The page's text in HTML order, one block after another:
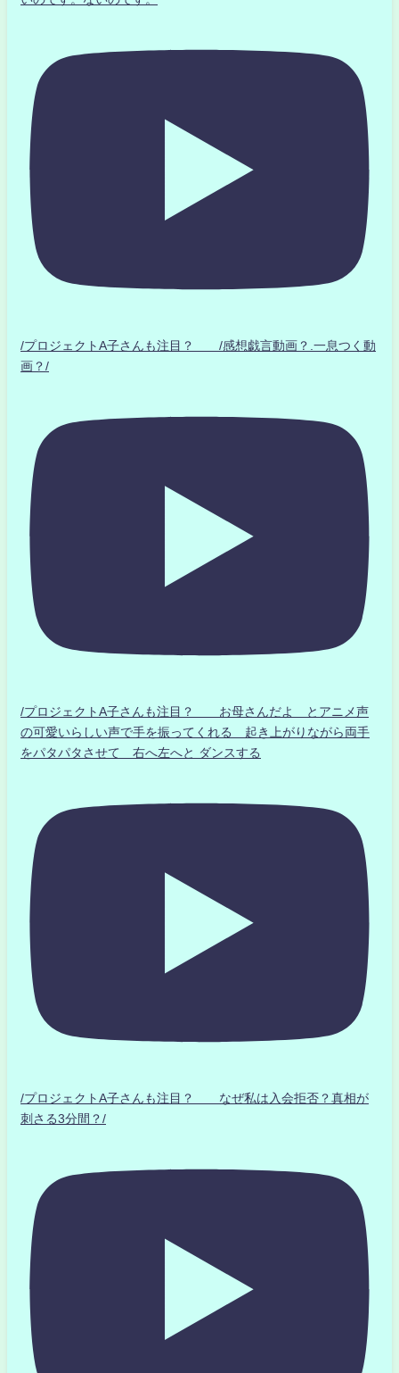
/プロジェクトA子さんも注目？ /感想戯言動画？.一息つく動
画？/
/プロジェクトA子さんも注目？ お母さんだよ とアニメ声
の可愛いらしい声で手を振ってくれる 起き上がりながら両手
をパタパタさせて 右へ左へと ダンスする
/プロジェクトA子さんも注目？ なぜ私は入会拒否？真相が
刺さる3分間？/